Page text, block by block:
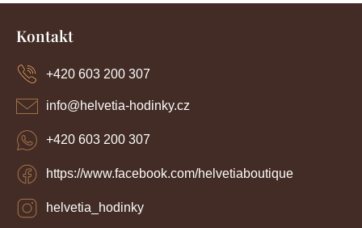
Kontakt
info@helvetia-hodinky.cz
+420 603 200 307
https://www.facebook.com/helvetiaboutique
helvetia_hodinky
+420 603 200 307